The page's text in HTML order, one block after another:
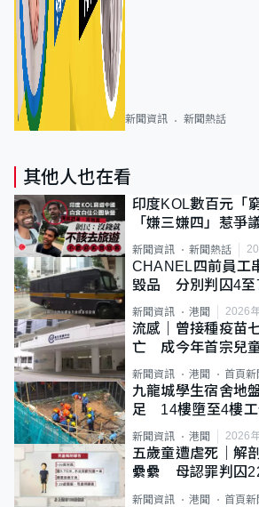
新聞資訊 新聞熱話
其他人也在看
印度KOL數百元「
「嫌三嫌四」惹
質旅客
新聞資訊 新聞熱話
CHANEL四前員工
毀品 分別判囚4至
新聞資訊 港聞 2026
流感｜曾接種疫苗
亡 成今年首宗兒
新聞資訊 港聞 首頁新
九龍城學生宿舍地
足 14樓墮至4樓工
新聞資訊 港聞 2026
五歲童遭虐死｜解
纍纍 母認罪判囚
類案最惡劣
新聞資訊 港聞 首頁新